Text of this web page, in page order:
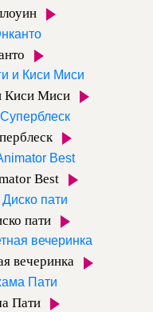
Киси Миси
Best
пати
вечеринка
Пати